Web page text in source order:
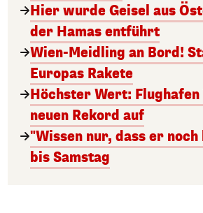
Hier wurde Geisel aus
der Hamas entführt
Wien-Meidling an Bord!
Europas Rakete
Höchster Wert:
neuen Rekord auf
"Wissen nur, dass er
bis Samstag